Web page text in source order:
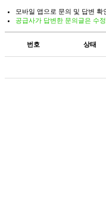
모바일 앱으로 문의 및 답변 확
공급사가 답변한 문의글은 수
번호 상태